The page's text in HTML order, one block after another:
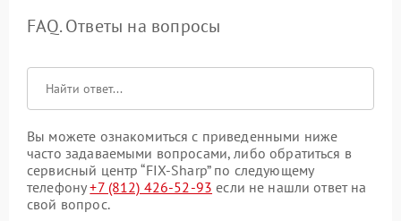
FAQ. Ответы на вопросы
Вы можете ознакомиться с приведенными ниже
часто задаваемыми вопросами, либо обратиться в
сервисный центр “FIX-Sharp” по следующему
телефону+7 (812) 426-52-93 если не нашли ответ на
свой вопрос.